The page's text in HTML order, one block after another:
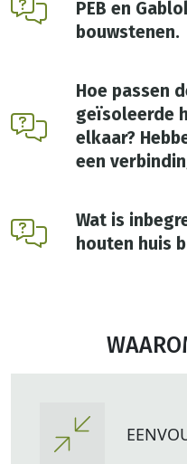
PEB en
bouwstenen.
Hoe passen
geïsoleerde
elkaar?
een
Wat is
houten huis